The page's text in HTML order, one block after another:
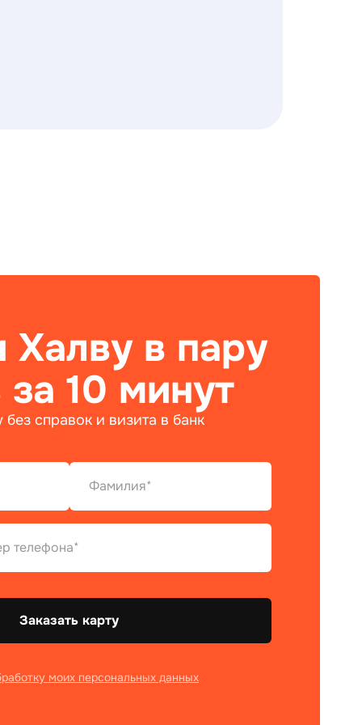
Халву в пару
10 минут
справок и визита в банк
Заказать карту
моих персональных данных